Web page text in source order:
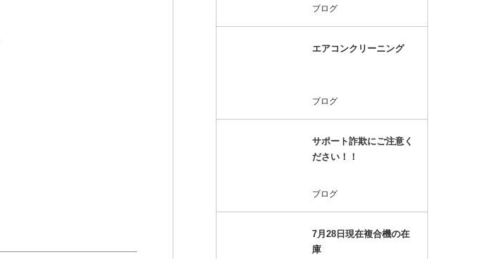
ブログ
エアコンクリーニング
ブログ
サポート詐欺にご注意く
ださい！！
ブログ
7月28日現在複合機の在
庫